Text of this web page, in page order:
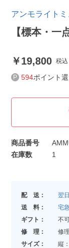
アンモライト
【標本・一
19,800 税込
594ポイント
商品番号
在庫数
1
配 送： 翌
送 料：
宅
ギフト：
不
修 理：
修
サイズ：
縦